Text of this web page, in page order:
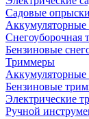
Садовые
Аккумуляторные
Снегоуборочная
Бензиновые
Триммеры
Бензиновые
Электрические
Ручной